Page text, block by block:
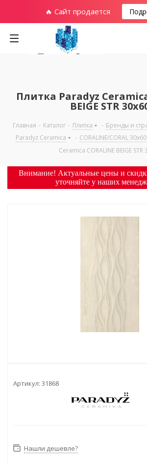
🔥 Сайт продается
Плитка Paradyz
BEIGE STR
Главная - Каталог - Плитка - Бренды и
Paradyz Ceramica
- CORALINE/CORAL 30х60
Ceramica CORALINE BEIGE STR
Внимание! Актуальные цены и
уточняйте у наших
Артикул: 31868
Нашли дешевле?